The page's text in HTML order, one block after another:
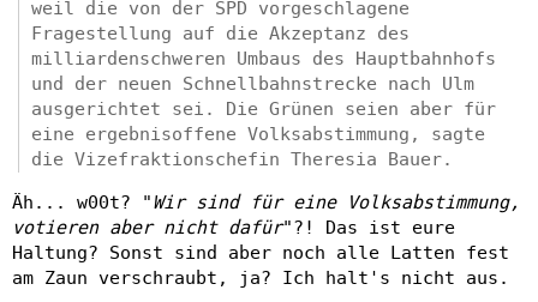
weil die von der SPD vorgeschlagene
Fragestellung auf die Akzeptanz des
milliardenschweren Umbaus des Hauptbahnhofs
und der neuen Schnellbahnstrecke nach Ulm
ausgerichtet sei. Die Grünen seien aber für
eine ergebnisoffene Volksabstimmung, sagte
die Vizefraktionschefin Theresia Bauer.
Äh... w00t? "Wir sind für eine Volksabstimmung,
votieren aber nicht dafür"?! Das ist eure
Haltung? Sonst sind aber noch alle Latten fest
am Zaun verschraubt, ja? Ich halt's nicht aus.